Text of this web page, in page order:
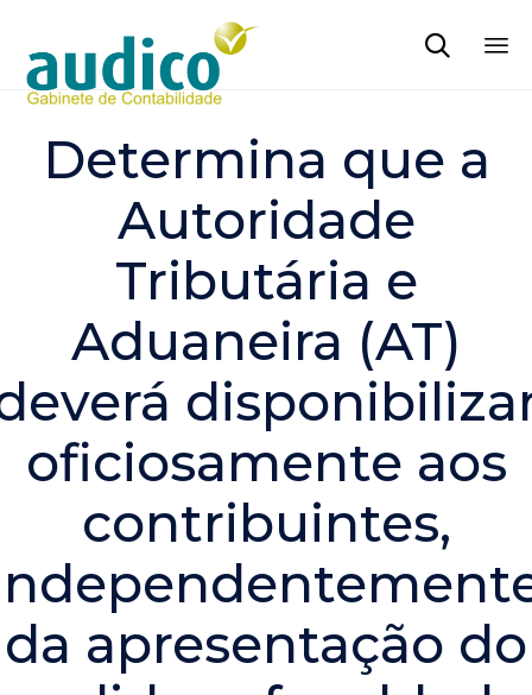

Determina que a
Autoridade
Tributária e
Aduaneira (AT)
oficiosamente aos
contribuintes,
da apresentação do